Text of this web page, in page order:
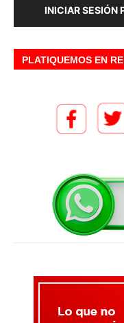
INICIAR SESIÓN
PLATIQUEMOS EN